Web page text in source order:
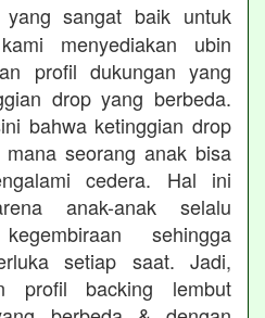
sangat baik untuk
menyediakan ubin
profil dukungan yang
drop yang berbeda.
bahwa ketinggian drop
seorang anak bisa
cedera. Hal ini
anak-anak selalu
sehingga
setiap saat. Jadi,
profil backing lembut